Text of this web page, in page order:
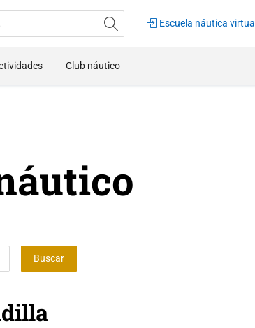
Escuela náutica virtual
Club náutico